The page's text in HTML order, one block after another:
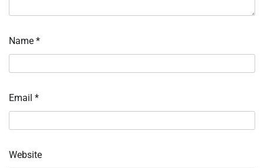
Name *
Email *
Website